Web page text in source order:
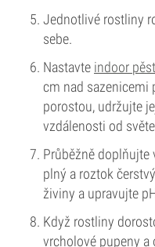
Jednotlivé rostliny
sebe.
Nastavte indoor
cm nad sazenicemi
porostou, udržujte
vzdálenosti od
Průběžně doplňujte
plný a roztok
živiny a upravujte
Když rostliny
vrcholové pupeny